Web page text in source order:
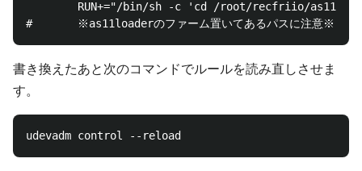
RUN+="/bin/sh -c 'cd /root/recfriio/
書き換えたあと次のコマンドでルールを読み直しさせま
す。